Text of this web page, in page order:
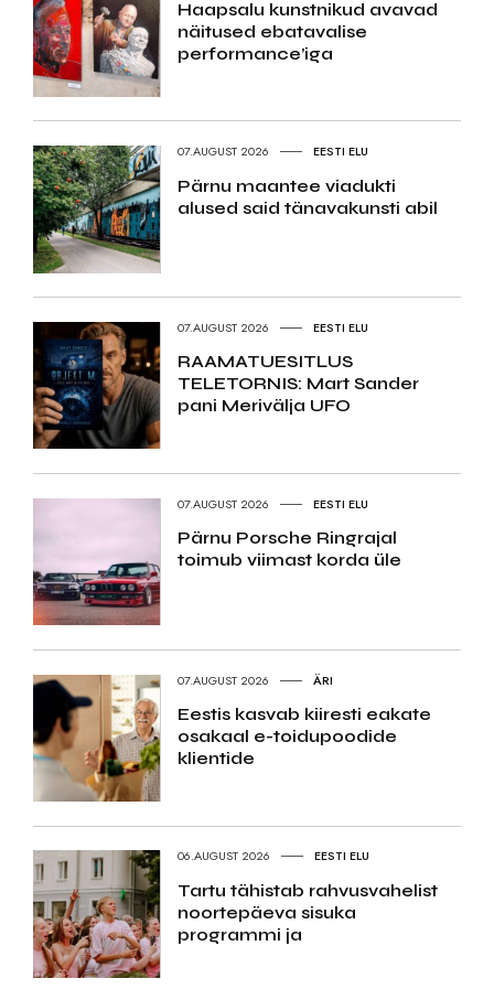
Haapsalu kunstnikud avavad
näitused ebatavalise
performance’iga
07.AUGUST 2026 EESTI ELU
Pärnu maantee viadukti
alused said tänavakunsti abil
07.AUGUST 2026 EESTI ELU
RAAMATUESITLUS
TELETORNIS: Mart Sander
pani Merivälja UFO
07.AUGUST 2026 EESTI ELU
Pärnu Porsche Ringrajal
toimub viimast korda üle
07.AUGUST 2026 ÄRI
Eestis kasvab kiiresti eakate
osakaal e-toidupoodide
klientide
06.AUGUST 2026 EESTI ELU
Tartu tähistab rahvusvahelist
noortepäeva sisuka
programmi ja